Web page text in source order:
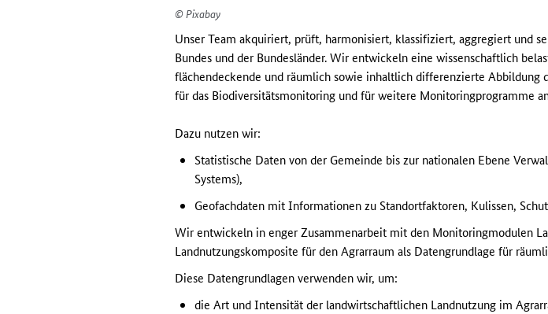
© Pixabay
Unser Team akquiriert, prüft, harmonisiert, klassifiziert, aggregiert und
Bundes und der Bundesländer. Wir entwickeln eine wissenschaftlich
flächendeckende und räumlich sowie inhaltlich differenzierte Abbildung
für das Biodiversitätsmonitoring und für weitere Monitoringprogramme
Dazu nutzen wir:
Statistische Daten von der Gemeinde bis zur nationalen Ebene
Systems),
Geofachdaten mit Informationen zu Standortfaktoren, Kulissen,
Wir entwickeln in enger Zusammenarbeit mit den Monitoringmodulen
Landnutzungskomposite für den Agrarraum als Datengrundlage für
Diese Datengrundlagen verwenden wir, um:
die Art und Intensität der landwirtschaftlichen Landnutzung im